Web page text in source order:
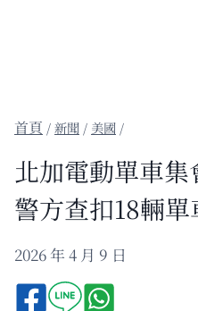
/新聞 / 美國 /
北加電動單車
警方查扣18輛
2026 年 4 月 9 日